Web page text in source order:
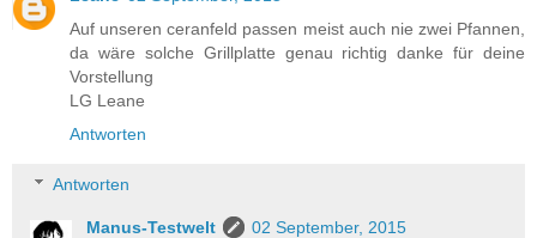
Auf unseren ceranfeld passen meist auch nie zwei Pfannen,
da wäre solche Grillplatte genau richtig danke für deine
Vorstellung
LG Leane
Antworten
Antworten
Manus-Testwelt
02 September, 2015